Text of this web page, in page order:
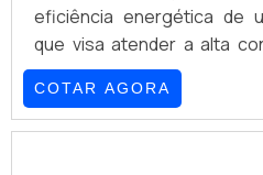
eficiência energética de
que visa atender a alta
de tecnologia da
que fazem
T.I).Também conhecido
COTAR AGORA